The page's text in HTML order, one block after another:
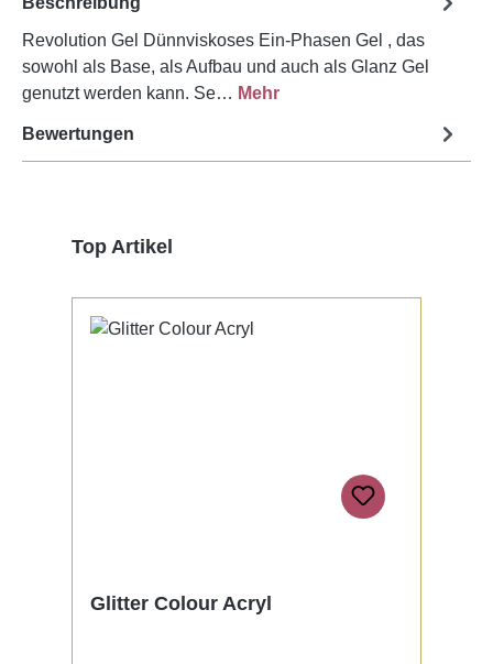
Revolution Gel Dünnviskoses Ein-Phasen Gel , das
sowohl als Base, als Aufbau und auch als Glanz Gel
genutzt werden kann. Se… Mehr
Bewertungen
Produktgalerie überspringen
Top Artikel
Glitter Colour Acryl